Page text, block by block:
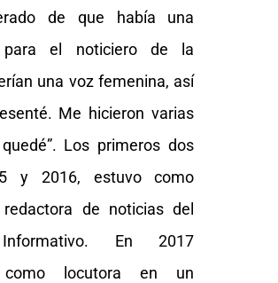
de que había una
para el noticiero de la
una voz femenina, así
Me hicieron varias
Los primeros dos
y 2016, estuvo como
de noticias del
En 2017
como locutora en un